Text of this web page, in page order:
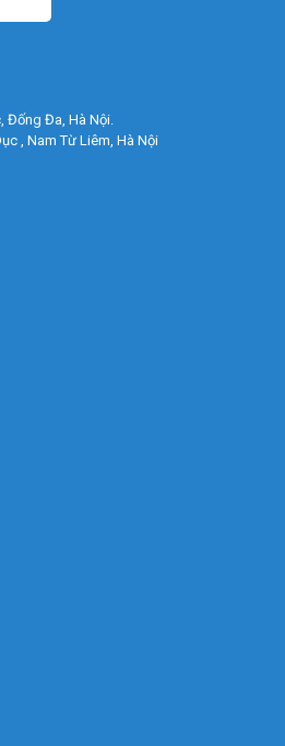
Đống Đa, Hà Nội.
, Nam Từ Liêm, Hà Nội